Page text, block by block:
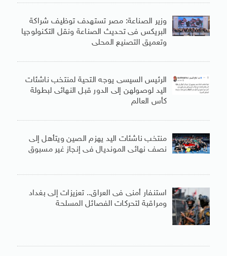
وزير الصناعة: مصر تستهدف توظيف شراكة
البريكس فى تحديث الصناعة ونقل التكنولوجيا
وتعميق التصنيع المحلى
الرئيس السيسى يوجه التحية لمنتخب ناشئات
اليد لوصولهن إلى الدور قبل النهائى لبطولة
كأس العالم
منتخب ناشئات اليد يهزم الصين ويتأهل إلى
نصف نهائى المونديال فى إنجاز غير مسبوق
استنفار أمنى فى العراق.. تعزيزات إلى بغداد
ومراقبة لتحركات الفصائل المسلحة